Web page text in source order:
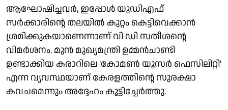
ആഘോഷിച്ചവർ, ഇപ്പോൾ യുഡിഎഫ്
സർക്കാരിന്റെ തലയിൽ കുറ്റം കെട്ടിവെക്കാൻ
ശ്രമിക്കുകയാണെന്നാണ് വി ഡി സതീശന്റെ
വിമർശനം. മുൻ മുഖ്യമന്ത്രി ഉമ്മൻചാണ്ടി
ഉണ്ടാക്കിയ കരാറിലെ 'കോമൺ യൂസർ ഫെസിലിറ്റി'
എന്ന വ്യവസ്ഥയാണ് കേരളത്തിന്റെ സുരക്ഷാ
കവചമെന്നും അദ്ദേഹം കൂട്ടിച്ചേർത്തു.